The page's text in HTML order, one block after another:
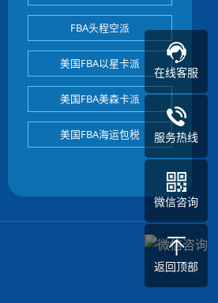
FBA头程空派
美国FBA以星卡派
美国FBA美森卡派
美国FBA海运包税
在线客服
服务热线
微信咨询
返回顶部